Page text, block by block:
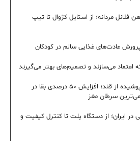
فلانل مردانه؛ از استایل کژوال تا تیپ
اعتماد می‌سازند و تصمیم‌های بهتر می‌گیرند
درمان نوین با نانوذرات پوشیده از قند؛ افزایش ۵۰ درصدی بقا در
سرطان مغز
در ایران؛ از دستگاه پلت تا کنترل کیفیت و